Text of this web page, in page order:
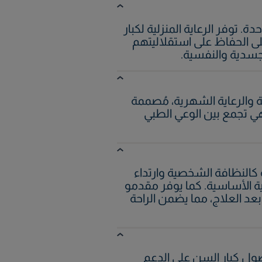
الرعاية المنزلية لكبار
الحفاظ على استقلاليتهم
والنفسية.
والرعاية الشهرية، مُصممة
تجمع بين الوعي الطبي
الشخصية وارتداء
الأساسية. كما يوفر مقدمو
العلاج، مما يضمن الراحة
كبار السن على الدعم